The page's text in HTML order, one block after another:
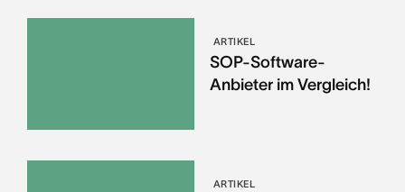
ARTIKEL
SOP-Software-
Anbieter im Vergleich!
ARTIKEL